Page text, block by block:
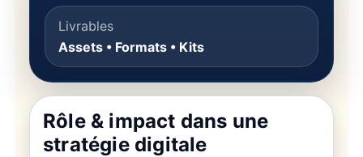
Livrables
Assets • Formats • Kits
Rôle & impact dans une
stratégie digitale